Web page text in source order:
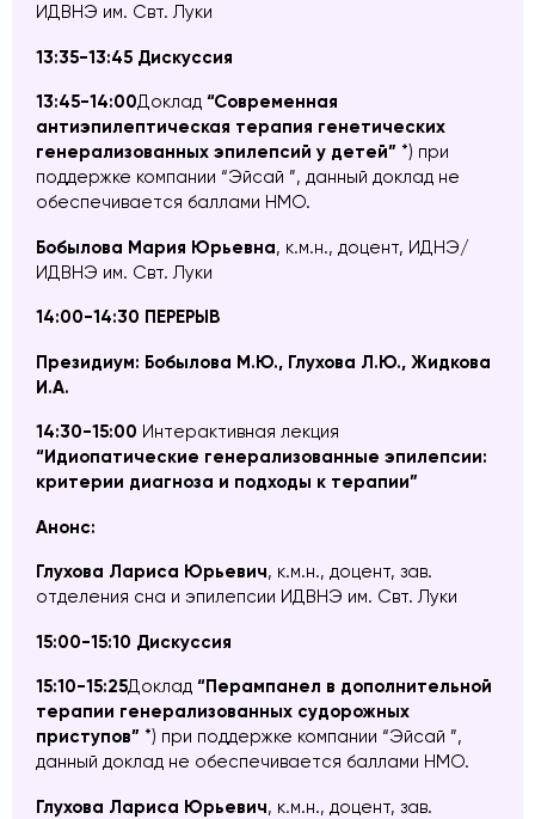
ИДВНЭ им. Свт. Луки
13:35-13:45 Дискуссия
13:45-14:00Доклад “Современная
антиэпилептическая терапия генетических
генерализованных эпилепсий у детей” *) при
поддержке компании “Эйсай ”, данный доклад не
обеспечивается баллами НМО.
Бобылова Мария Юрьевна, к.м.н., доцент, ИДНЭ/
ИДВНЭ им. Свт. Луки
14:00-14:30 ПЕРЕРЫВ
Президиум: Бобылова М.Ю., Глухова Л.Ю., Жидкова
И.А.
14:30-15:00 Интерактивная лекция
“Идиопатические генерализованные эпилепсии:
критерии диагноза и подходы к терапии”
Анонс:
Глухова Лариса Юрьевич, к.м.н., доцент, зав.
отделения сна и эпилепсии ИДВНЭ им. Свт. Луки
15:00-15:10 Дискуссия
15:10-15:25Доклад “Перампанел в дополнительной
терапии генерализованных судорожных
приступов” *) при поддержке компании “Эйсай ”,
данный доклад не обеспечивается баллами НМО.
Глухова Лариса Юрьевич, к.м.н., доцент, зав.